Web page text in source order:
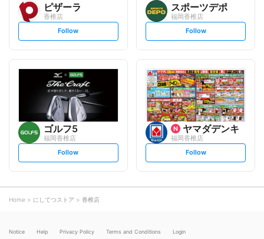
ピザーラ
香椎店
s
t
l
o
w
Follow
スポーツデポ
福岡香椎店
s
t
l
o
w
Follow
ゴルフ5
福岡香椎店
s
t
o
w
Follow
ヤマダデンキ
福岡香椎店
s
t
Follow
Home にしてつストア 香椎店
Notice Help Privacy Policy Terms and Conditions Login